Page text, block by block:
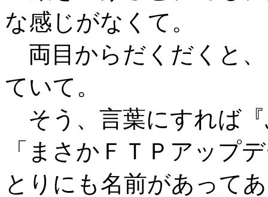
な感じがなくて。
両目からだくだくと
ていて。
そう、言葉にすれば
「まさかＦＴＰアップ
とりにも名前があって